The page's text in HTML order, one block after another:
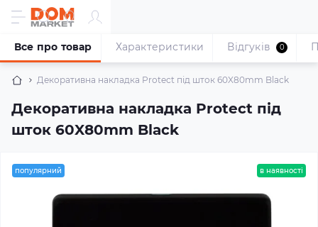
Декоративна накладка Protect під шток 60X80mm Black
Декоративна накладка Protect під
шток 60X80mm Black
Все про товар Характеристики Відгуків 0
популярний в наявності